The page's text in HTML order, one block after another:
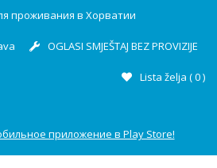
проживания в Хорватии
OGLASI SMJEŠTAJ BEZ PROVIZIJE
Lista želja (0)
приложение в Play Store!